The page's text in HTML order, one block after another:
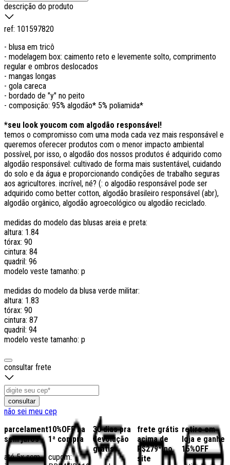
descrição do produto
ref: 101597820
- blusa em tricô
- modelagem box: caimento reto e levemente solto, comprimento
regular e ombros deslocados
- mangas longas
- gola careca
- bordado de "y" no peito
- composição: 95% algodão* 5% poliamida*
*seu look youcom com algodão responsável!
temos o compromisso com uma moda cada vez mais responsável e
queremos oferecer produtos com o menor impacto ambiental
possível, por isso, o algodão dos nossos produtos é adquirido como
algodão responsável: cultivado de forma mais sustentável, cuidando
do solo e da água e proporcionando condições de trabalho seguras
aos agricultores. incrível, né? (: o algodão responsável pode ser
adquirido como better cotton, algodão brasileiro responsável (abr),
algodão orgânico, algodão agroecológico ou algodão reciclado.
medidas do modelo das blusas areia e preta:
altura: 1.84
tórax: 90
cintura: 84
quadril: 96
modelo veste tamanho: p
medidas do modelo da blusa verde militar:
altura: 1.83
tórax: 90
cintura: 87
quadril: 94
modelo veste tamanho: p
consultar frete
consultar
não sei meu cep
parcelamento
sem juros
até 5x sem
10%OFF na
1ª compra
cupom:
30 dias pra
devolução
grátis
frete grátis
acima de
R$279* no
site
retire em
loja e ganhe
15%OFF